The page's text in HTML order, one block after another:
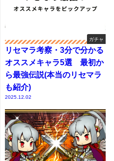
ガチャ
リセマラ考察・3分で分かる
オススメキャラ5選 最初か
ら最強伝説(本当のリセマラ
も紹介)
2025.12.02